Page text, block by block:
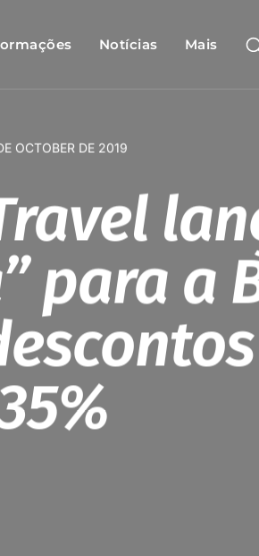
Notícias Mais
OCTOBER DE 2019
para a